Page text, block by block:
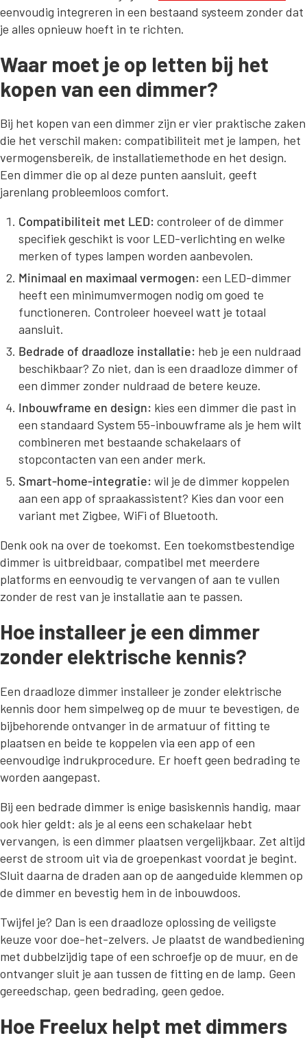
eenvoudig integreren in een bestaand systeem zonder dat
je alles opnieuw hoeft in te richten.
Waar moet je op letten bij het
kopen van een dimmer?
Bij het kopen van een dimmer zijn er vier praktische zaken
die het verschil maken: compatibiliteit met je lampen, het
vermogensbereik, de installatiemethode en het design.
Een dimmer die op al deze punten aansluit, geeft
jarenlang probleemloos comfort.
Compatibiliteit met LED: controleer of de dimmer
specifiek geschikt is voor LED-verlichting en welke
merken of types lampen worden aanbevolen.
Minimaal en maximaal vermogen: een LED-dimmer
heeft een minimumvermogen nodig om goed te
functioneren. Controleer hoeveel watt je totaal
aansluit.
Bedrade of draadloze installatie: heb je een nuldraad
beschikbaar? Zo niet, dan is een draadloze dimmer of
een dimmer zonder nuldraad de betere keuze.
Inbouwframe en design: kies een dimmer die past in
een standaard System 55-inbouwframe als je hem wilt
combineren met bestaande schakelaars of
stopcontacten van een ander merk.
Smart-home-integratie: wil je de dimmer koppelen
aan een app of spraakassistent? Kies dan voor een
variant met Zigbee, WiFi of Bluetooth.
Denk ook na over de toekomst. Een toekomstbestendige
dimmer is uitbreidbaar, compatibel met meerdere
platforms en eenvoudig te vervangen of aan te vullen
zonder de rest van je installatie aan te passen.
Hoe installeer je een dimmer
zonder elektrische kennis?
Een draadloze dimmer installeer je zonder elektrische
kennis door hem simpelweg op de muur te bevestigen, de
bijbehorende ontvanger in de armatuur of fitting te
plaatsen en beide te koppelen via een app of een
eenvoudige indrukprocedure. Er hoeft geen bedrading te
worden aangepast.
Bij een bedrade dimmer is enige basiskennis handig, maar
ook hier geldt: als je al eens een schakelaar hebt
vervangen, is een dimmer plaatsen vergelijkbaar. Zet altijd
eerst de stroom uit via de groepenkast voordat je begint.
Sluit daarna de draden aan op de aangeduide klemmen op
de dimmer en bevestig hem in de inbouwdoos.
Twijfel je? Dan is een draadloze oplossing de veiligste
keuze voor doe-het-zelvers. Je plaatst de wandbediening
met dubbelzijdig tape of een schroefje op de muur, en de
ontvanger sluit je aan tussen de fitting en de lamp. Geen
gereedschap, geen bedrading, geen gedoe.
Hoe Freelux helpt met dimmers